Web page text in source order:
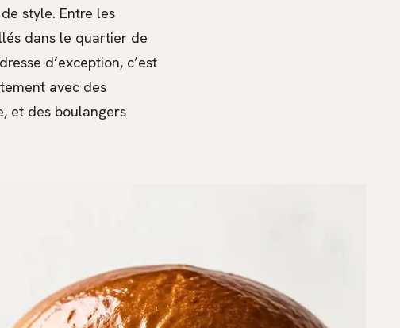
style. Entre les
dans le quartier de
d’exception, c’est
avec des
et des boulangers